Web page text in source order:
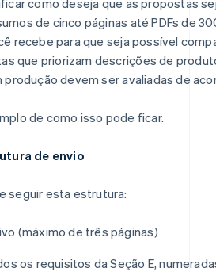
de cinco páginas até PDFs de
recebe para que seja possível
que priorizam descrições de
devem ser avaliadas de
de como isso pode ficar.
de envio
seguir esta estrutura:
(máximo de três páginas)
os requisitos da Seção E,